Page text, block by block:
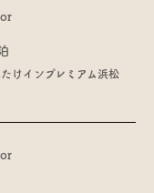
けインプレミアム浜松